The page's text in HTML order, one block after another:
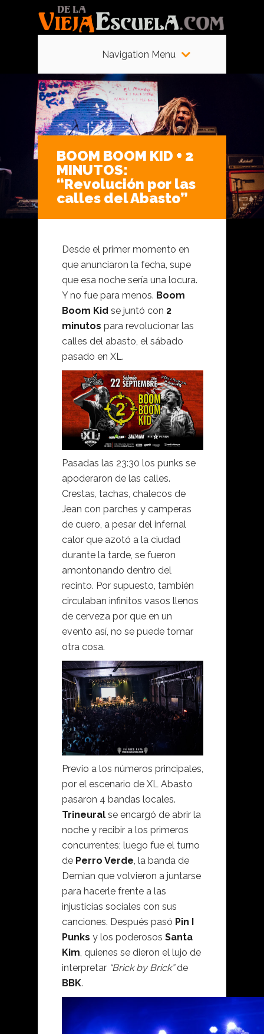
Navigation Menu
BOOM BOOM KID + 2
MINUTOS:
“Revolución por las
calles del Abasto”
Desde el primer momento en
que anunciaron la fecha, supe
que esa noche sería una locura.
Y no fue para menos. Boom
Boom Kid se juntó con 2
minutos para revolucionar las
calles del abasto, el sábado
pasado en XL.
Pasadas las 23:30 los punks se
apoderaron de las calles.
Crestas, tachas, chalecos de
Jean con parches y camperas
de cuero, a pesar del infernal
calor que azotó a la ciudad
durante la tarde, se fueron
amontonando dentro del
recinto. Por supuesto, también
circulaban infinitos vasos llenos
de cerveza por que en un
evento así, no se puede tomar
otra cosa.
Previo a los números principales,
por el escenario de XL Abasto
pasaron 4 bandas locales.
Trineural se encargó de abrir la
noche y recibir a los primeros
concurrentes; luego fue el turno
de Perro Verde , la banda de
Demian que volvieron a juntarse
para hacerle frente a las
injusticias sociales con sus
canciones. Después pasó Pin I
Punks y los poderosos Santa
Kim , quienes se dieron el lujo de
interpretar “Brick by Brick”de
BBK.